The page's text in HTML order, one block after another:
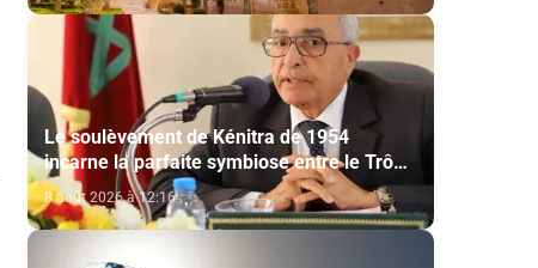
Le soulèvement de Kénitra de 1954
incarne la parfaite symbiose entre le Trône
et le peuple et l’unité de volonté et de
destin (M. El Ktiri)
8 août 2026 à 12:16